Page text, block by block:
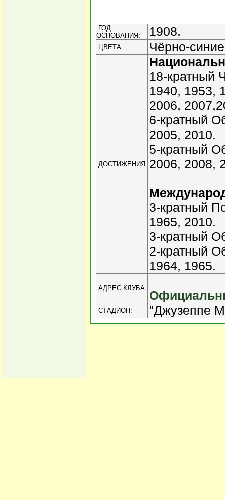
ГОД
ОСНОВАНИЯ:
1908.
ЦВЕТА: Чёрно-
ДОСТИЖЕНИЯ:
18-кратный
1940, 1953,
2006,
6-кратный
2005, 2010.
5-кратный
2006, 2008,
3-кратный
1965, 2010.
3-кратный
2-кратный
1964, 1965.
АДРЕС КЛУБА:
СТАДИОН: "Джузеппе